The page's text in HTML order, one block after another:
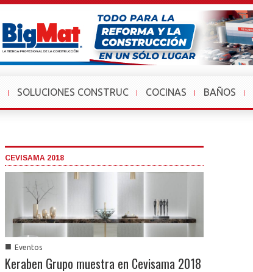
SOLUCIONES CONSTRUC COCINAS BAÑOS
CEVISAMA 2018
■ Eventos
Keraben Grupo muestra en Cevisama 2018